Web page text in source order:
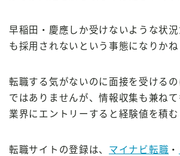
早稲田・慶應しか受けないような状
も採用されないという事態になりかね
転職する気がないのに面接を受ける
ではありませんが、情報収集も兼ね
業界にエントリーすると経験値を積む
転職サイトの登録は、 マイナビ転職 ・